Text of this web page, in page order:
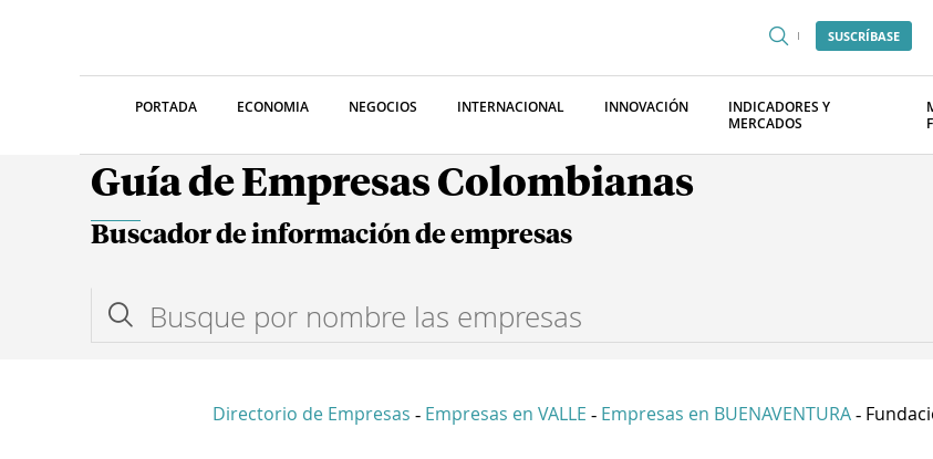
SUSCRÍBASE
PORTADA ECONOMIA NEGOCIOS INTERNACIONAL INNOVACIÓN
INDICADORES Y
MERCADOS
Guía de Empresas Colombianas
Buscador de información de empresas
Directorio de Empresas - Empresas en VALLE - Empresas en BUENAVENTURA -